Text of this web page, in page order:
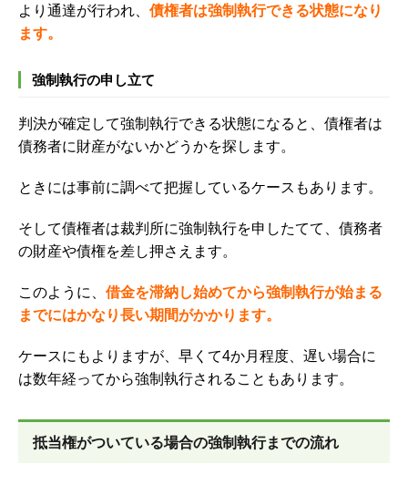
より通達が行われ、 債権者は強制執行できる状態になり
ます。
強制執行の申し立て
判決が確定して強制執行できる状態になると、債権者は
債務者に財産がないかどうかを探します。
ときには事前に調べて把握しているケースもあります。
そして債権者は裁判所に強制執行を申したてて、債務者
の財産や債権を差し押さえます。
このように、 借金を滞納し始めてから強制執行が始まる
までにはかなり長い期間がかかります。
ケースにもよりますが、早くて4か月程度、遅い場合に
は数年経ってから強制執行されることもあります。
抵当権がついている場合の強制執行までの流れ